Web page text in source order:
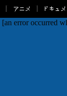
[an error occurred